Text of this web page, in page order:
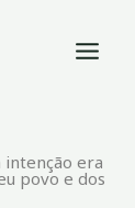
intenção era
povo e dos